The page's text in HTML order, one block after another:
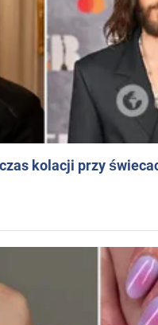
kolacji przy